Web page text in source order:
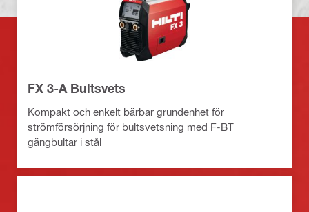
FX 3-A Bultsvets
Kompakt och enkelt bärbar grundenhet för
strömförsörjning för bultsvetsning med F-BT
gängbultar i stål